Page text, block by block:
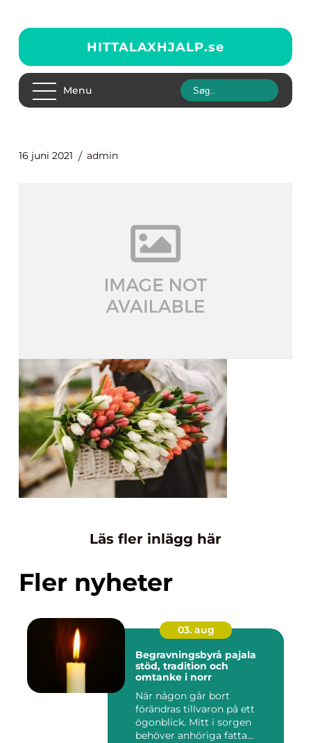
HITTALAXHJALP.se
Menu
16 juni 2021 admin
Läs fler inlägg här
Fler nyheter
03. aug
Begravningsbyrå pajala
stöd, tradition och
omtanke i norr
När någon går bort
förändras tillvaron på ett
ögonblick. Mitt i sorgen
behöver anhöriga fatta